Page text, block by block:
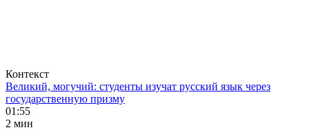
Контекст
Великий, могучий: студенты изучат русский язык через
государственную призму
01:55
2 мин